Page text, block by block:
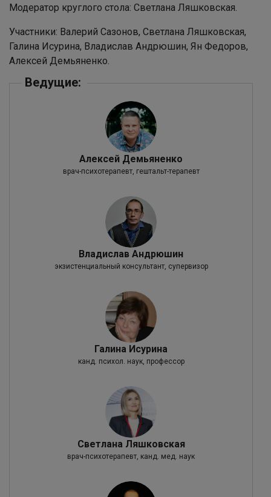
Модератор круглого стола: Светлана Ляшковская.
Участники: Валерий Сазонов, Светлана Ляшковская,
Галина Исурина, Владислав Андрюшин, Ян Федоров,
Алексей Демьяненко.
Ведущие:
Алексей Демьяненко
врач-психотерапевт, гештальт-терапевт
Владислав Андрюшин
экзистенциальный консультант, супервизор
Галина Исурина
канд. психол. наук, профессор
Светлана Ляшковская
врач-психотерапевт, канд. мед. наук